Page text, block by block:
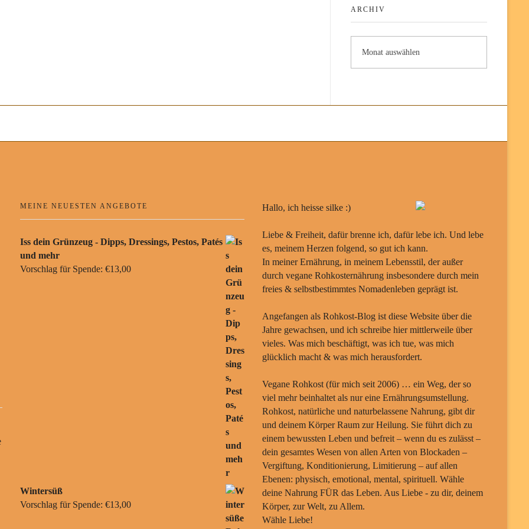
ARCHIV
MEINE NEUESTEN ANGEBOTE
Iss dein Grünzeug - Dipps, Dressings, Pestos, Patés
und mehr
Vorschlag für Spende: €13,00
Wintersüß
Vorschlag für Spende: €13,00
Hallo, ich heisse silke :)
Liebe & Freiheit, dafür brenne ich, dafür lebe ich. Und lebe
es, meinem Herzen folgend, so gut ich kann.
In meiner Ernährung, in meinem Lebensstil, der außer
durch vegane Rohkosternährung insbesondere durch mein
freies & selbstbestimmtes Nomadenleben geprägt ist.
Angefangen als Rohkost-Blog ist diese Website über die
Jahre gewachsen, und ich schreibe hier mittlerweile über
vieles. Was mich beschäftigt, was ich tue, was mich
glücklich macht & was mich herausfordert.
Vegane Rohkost (für mich seit 2006) … ein Weg, der so
viel mehr beinhaltet als nur eine Ernährungsumstellung.
Rohkost, natürliche und naturbelassene Nahrung, gibt dir
und deinem Körper Raum zur Heilung. Sie führt dich zu
einem bewussten Leben und befreit – wenn du es zulässt –
dein gesamtes Wesen von allen Arten von Blockaden –
Vergiftung, Konditionierung, Limitierung – auf allen
Ebenen: physisch, emotional, mental, spirituell. Wähle
deine Nahrung FÜR das Leben. Aus Liebe - zu dir, deinem
Körper, zur Welt, zu Allem.
Wähle Liebe!